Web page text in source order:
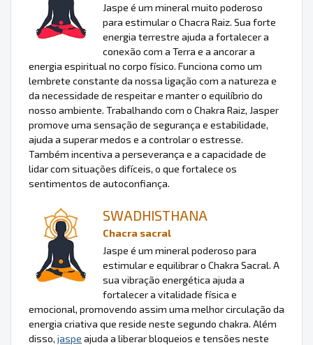
Jaspe é um mineral muito poderoso
para estimular o Chacra Raiz. Sua forte
energia terrestre ajuda a fortalecer a
conexão com a Terra e a ancorar a
energia espiritual no corpo físico. Funciona como um
lembrete constante da nossa ligação com a natureza e
da necessidade de respeitar e manter o equilíbrio do
nosso ambiente. Trabalhando com o Chakra Raiz, Jasper
promove uma sensação de segurança e estabilidade,
ajuda a superar medos e a controlar o estresse.
Também incentiva a perseverança e a capacidade de
lidar com situações difíceis, o que fortalece os
sentimentos de autoconfiança.
SWADHISTHANA
Chacra sacral
Jaspe é um mineral poderoso para
estimular e equilibrar o Chakra Sacral. A
sua vibração energética ajuda a
fortalecer a vitalidade física e
emocional, promovendo assim uma melhor circulação da
energia criativa que reside neste segundo chakra. Além
disso, jaspe ajuda a liberar bloqueios e tensões neste